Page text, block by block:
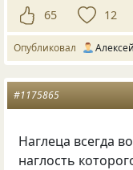
65 12
Опубликовал
#1175865
Наглеца всегда
наглость